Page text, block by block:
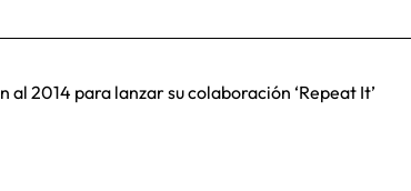
2014 para lanzar su colaboración ‘Repeat It’